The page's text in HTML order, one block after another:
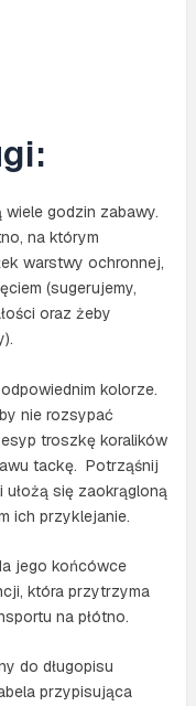
godzin zabawy.
na którym
warstwy ochronnej,
(sugerujemy,
oraz żeby
kolorze.
nie rozsypać
troszkę koralików
tackę. Potrząśnij
się zaokrągloną
ich przyklejanie.
jego końcówce
która przytrzyma
na płótno.
do długopisu
przypisująca